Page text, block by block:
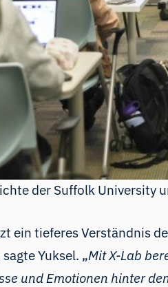
der Suffolk University
ein tieferes Verständnis
Yuksel. „Mit X-Lab
und Emotionen hinter